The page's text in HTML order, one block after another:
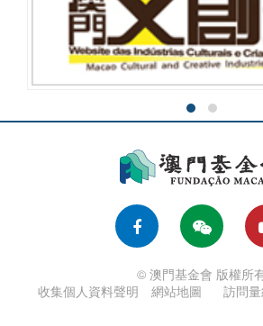
© 澳門基金會 版權所
收集個人資料聲明
網站地圖 訪問